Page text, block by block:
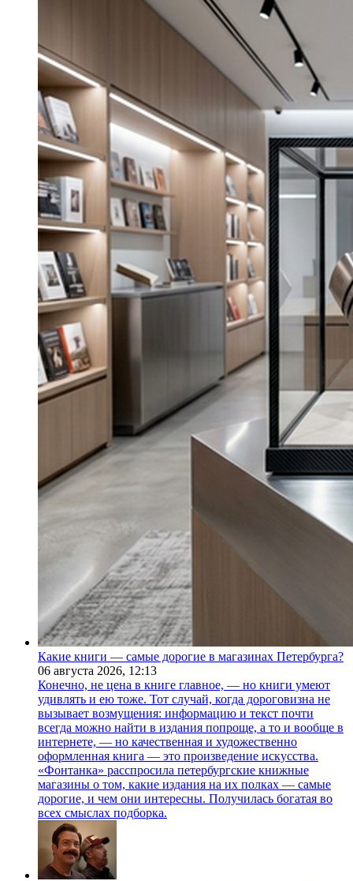
Какие книги — самые дорогие в магазинах Петербурга?
06 августа 2026, 12:13
Конечно, не цена в книге главное, — но книги умеют
удивлять и ею тоже. Тот случай, когда дороговизна не
вызывает возмущения: информацию и текст почти
всегда можно найти в издания попроще, а то и вообще в
интернете, — но качественная и художественно
оформленная книга — это произведение искусства.
«Фонтанка» расспросила петербургские книжные
магазины о том, какие издания на их полках — самые
дорогие, и чем они интересны. Получилась богатая во
всех смыслах подборка.